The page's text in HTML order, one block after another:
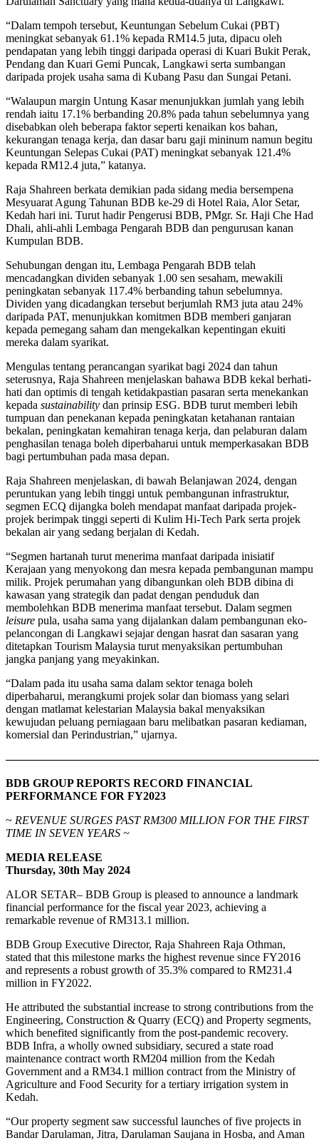
“Dalam tempoh tersebut, Keuntungan Sebelum Cukai (PBT)
meningkat sebanyak 61.1% kepada RM14.5 juta, dipacu oleh
pendapatan yang lebih tinggi daripada operasi di Kuari Bukit Perak,
Pendang dan Kuari Gemi Puncak, Langkawi serta sumbangan
daripada projek usaha sama di Kubang Pasu dan Sungai Petani.
“Walaupun margin Untung Kasar menunjukkan jumlah yang lebih
rendah iaitu 17.1% berbanding 20.8% pada tahun sebelumnya yang
disebabkan oleh beberapa faktor seperti kenaikan kos bahan,
kekurangan tenaga kerja, dan dasar baru gaji mininum namun begitu
Keuntungan Selepas Cukai (PAT) meningkat sebanyak 121.4%
kepada RM12.4 juta,” katanya.
Raja Shahreen berkata demikian pada sidang media bersempena
Mesyuarat Agung Tahunan BDB ke-29 di Hotel Raia, Alor Setar,
Kedah hari ini. Turut hadir Pengerusi BDB, PMgr. Sr. Haji Che Had
Dhali, ahli-ahli Lembaga Pengarah BDB dan pengurusan kanan
Kumpulan BDB.
Sehubungan dengan itu, Lembaga Pengarah BDB telah
mencadangkan dividen sebanyak 1.00 sen sesaham, mewakili
peningkatan sebanyak 117.4% berbanding tahun sebelumnya.
Dividen yang dicadangkan tersebut berjumlah RM3 juta atau 24%
daripada PAT, menunjukkan komitmen BDB memberi ganjaran
kepada pemegang saham dan mengekalkan kepentingan ekuiti
mereka dalam syarikat.
Mengulas tentang perancangan syarikat bagi 2024 dan tahun
seterusnya, Raja Shahreen menjelaskan bahawa BDB kekal berhati-
hati dan optimis di tengah ketidakpastian pasaran serta menekankan
kepada sustainability dan prinsip ESG. BDB turut memberi lebih
tumpuan dan penekanan kepada peningkatan ketahanan rantaian
bekalan, peningkatan kemahiran tenaga kerja, dan pelaburan dalam
penghasilan tenaga boleh diperbaharui untuk memperkasakan BDB
bagi pertumbuhan pada masa depan.
Raja Shahreen menjelaskan, di bawah Belanjawan 2024, dengan
peruntukan yang lebih tinggi untuk pembangunan infrastruktur,
segmen ECQ dijangka boleh mendapat manfaat daripada projek-
projek berimpak tinggi seperti di Kulim Hi-Tech Park serta projek
bekalan air yang sedang berjalan di Kedah.
“Segmen hartanah turut menerima manfaat daripada inisiatif
Kerajaan yang menyokong dan mesra kepada pembangunan mampu
milik. Projek perumahan yang dibangunkan oleh BDB dibina di
kawasan yang strategik dan padat dengan penduduk dan
membolehkan BDB menerima manfaat tersebut. Dalam segmen
leisure pula, usaha sama yang dijalankan dalam pembangunan eko-
pelancongan di Langkawi sejajar dengan hasrat dan sasaran yang
ditetapkan Tourism Malaysia turut menyaksikan pertumbuhan
jangka panjang yang meyakinkan.
“Dalam pada itu usaha sama dalam sektor tenaga boleh
diperbaharui, merangkumi projek solar dan biomass yang selari
dengan matlamat kelestarian Malaysia bakal menyaksikan
kewujudan peluang perniagaan baru melibatkan pasaran kediaman,
komersial dan Perindustrian,” ujarnya.
BDB GROUP REPORTS RECORD FINANCIAL
PERFORMANCE FOR FY2023
~ REVENUE SURGES PAST RM300 MILLION FOR THE FIRST
TIME IN SEVEN YEARS ~
MEDIA RELEASE
Thursday, 30th May 2024
ALOR SETAR– BDB Group is pleased to announce a landmark
financial performance for the fiscal year 2023, achieving a
remarkable revenue of RM313.1 million.
BDB Group Executive Director, Raja Shahreen Raja Othman,
stated that this milestone marks the highest revenue since FY2016
and represents a robust growth of 35.3% compared to RM231.4
million in FY2022.
He attributed the substantial increase to strong contributions from the
Engineering, Construction & Quarry (ECQ) and Property segments,
which benefited significantly from the post-pandemic recovery.
BDB Infra, a wholly owned subsidiary, secured a state road
maintenance contract worth RM204 million from the Kedah
Government and a RM34.1 million contract from the Ministry of
Agriculture and Food Security for a tertiary irrigation system in
Kedah.
“Our property segment saw successful launches of five projects in
Bandar Darulaman, Jitra, Darulaman Saujana in Hosba, and Aman